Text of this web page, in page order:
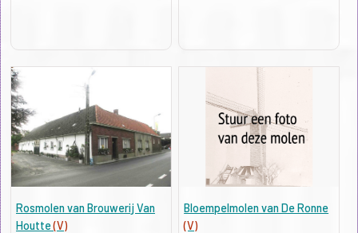
Rosmolen van Brouwerij Van
Houtte(V)
Bloempelmolen van De Ronne
(V)